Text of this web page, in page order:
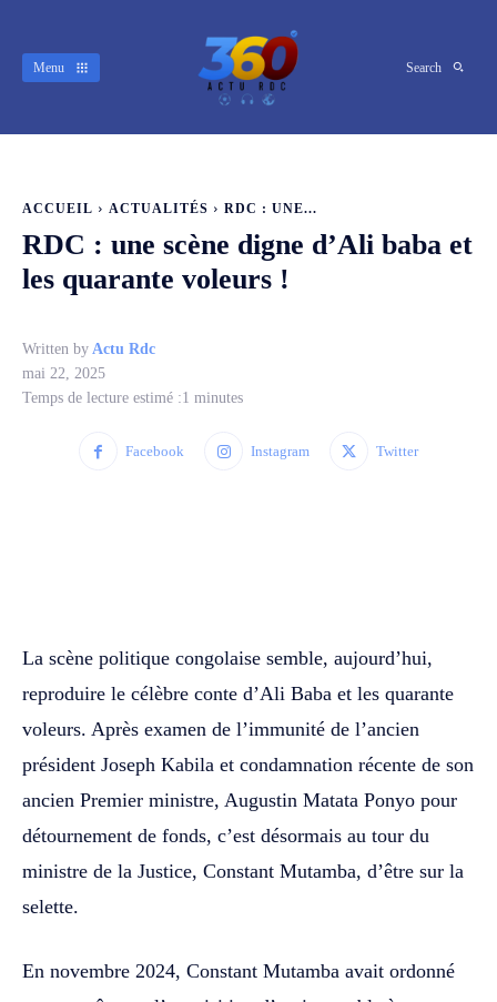
Menu Search
ACCUEIL ACTUALITÉS RDC : UNE...
RDC : une scène digne d’Ali baba et
les quarante voleurs !
Written by Actu Rdc
mai 22, 2025
Temps de lecture estimé :1 minutes
Facebook Instagram Twitter
La scène politique congolaise semble, aujourd’hui,
reproduire le célèbre conte d’Ali Baba et les quarante
voleurs. Après examen de l’immunité de l’ancien
président Joseph Kabila et condamnation récente de son
ancien Premier ministre, Augustin Matata Ponyo pour
détournement de fonds, c’est désormais au tour du
ministre de la Justice, Constant Mutamba, d’être sur la
selette.
En novembre 2024, Constant Mutamba avait ordonné